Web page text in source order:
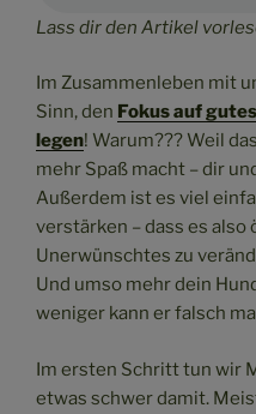
Lass dir den Artikel
Im Zusammenleben mit
Sinn, den Fokus auf
legen! Warum??? Weil
mehr Spaß macht – dir
Außerdem ist es viel
verstärken – dass es also
Unerwünschtes zu
Und umso mehr dein
weniger kann er falsch
Im ersten Schritt tun wir
etwas schwer damit.